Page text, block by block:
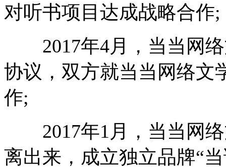
对听书项目达成战略合作;
2017年4月，当当网络
协议，双方就当当网络文
作;
2017年1月，当当网络
离出来，成立独立品牌“